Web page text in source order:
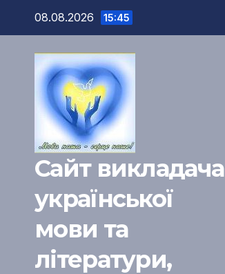
Перейти
содержимому
08.08.2026 15:45
Сайт викладача
української
мови та
літератури,